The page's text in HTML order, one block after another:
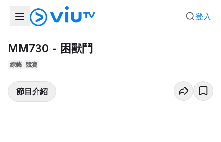
登入
MM730 - 困獸鬥
綜藝 競賽
節目介紹